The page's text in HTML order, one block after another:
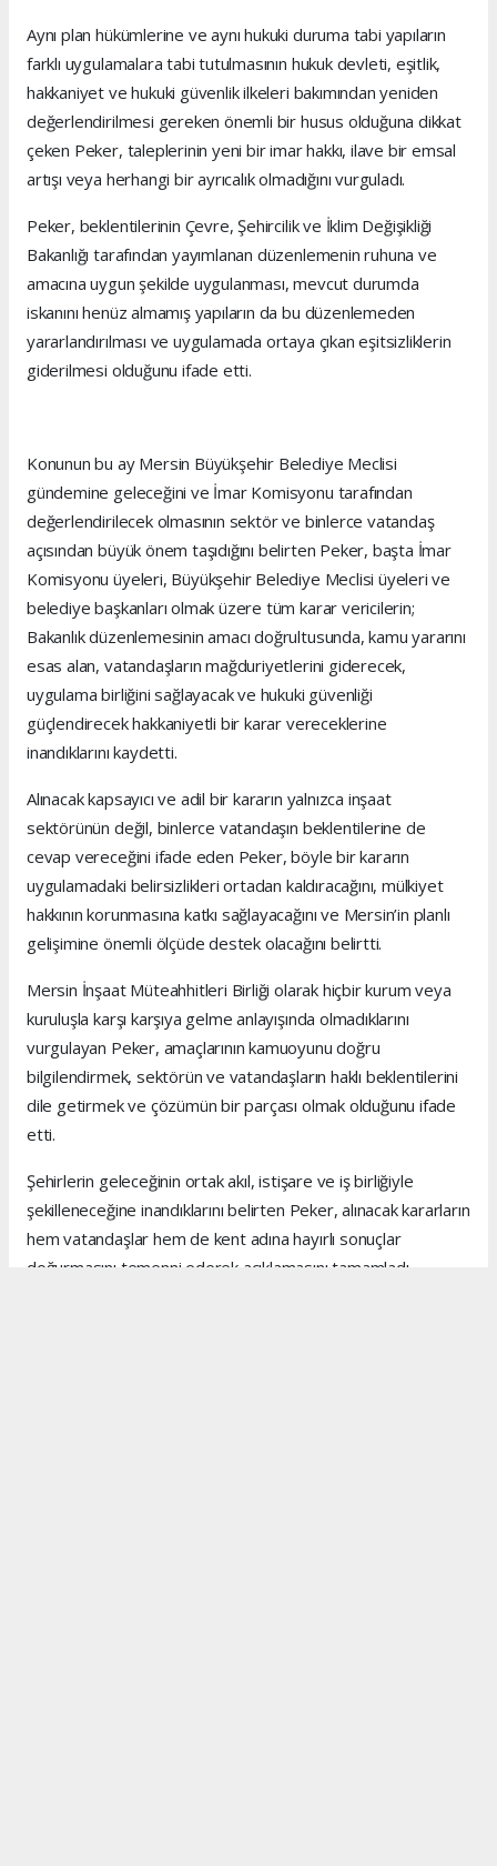
Aynı plan hükümlerine ve aynı hukuki duruma tabi yapıların
farklı uygulamalara tabi tutulmasının hukuk devleti, eşitlik,
hakkaniyet ve hukuki güvenlik ilkeleri bakımından yeniden
değerlendirilmesi gereken önemli bir husus olduğuna dikkat
çeken Peker, taleplerinin yeni bir imar hakkı, ilave bir emsal
artışı veya herhangi bir ayrıcalık olmadığını vurguladı.
Peker, beklentilerinin Çevre, Şehircilik ve İklim Değişikliği
Bakanlığı tarafından yayımlanan düzenlemenin ruhuna ve
amacına uygun şekilde uygulanması, mevcut durumda
iskanını henüz almamış yapıların da bu düzenlemeden
yararlandırılması ve uygulamada ortaya çıkan eşitsizliklerin
giderilmesi olduğunu ifade etti.
Konunun bu ay Mersin Büyükşehir Belediye Meclisi
gündemine geleceğini ve İmar Komisyonu tarafından
değerlendirilecek olmasının sektör ve binlerce vatandaş
açısından büyük önem taşıdığını belirten Peker, başta İmar
Komisyonu üyeleri, Büyükşehir Belediye Meclisi üyeleri ve
belediye başkanları olmak üzere tüm karar vericilerin;
Bakanlık düzenlemesinin amacı doğrultusunda, kamu yararını
esas alan, vatandaşların mağduriyetlerini giderecek,
uygulama birliğini sağlayacak ve hukuki güvenliği
güçlendirecek hakkaniyetli bir karar vereceklerine
inandıklarını kaydetti.
Alınacak kapsayıcı ve adil bir kararın yalnızca inşaat
sektörünün değil, binlerce vatandaşın beklentilerine de
cevap vereceğini ifade eden Peker, böyle bir kararın
uygulamadaki belirsizlikleri ortadan kaldıracağını, mülkiyet
hakkının korunmasına katkı sağlayacağını ve Mersin’in planlı
gelişimine önemli ölçüde destek olacağını belirtti.
Mersin İnşaat Müteahhitleri Birliği olarak hiçbir kurum veya
kuruluşla karşı karşıya gelme anlayışında olmadıklarını
vurgulayan Peker, amaçlarının kamuoyunu doğru
bilgilendirmek, sektörün ve vatandaşların haklı beklentilerini
dile getirmek ve çözümün bir parçası olmak olduğunu ifade
etti.
Şehirlerin geleceğinin ortak akıl, istişare ve iş birliğiyle
şekilleneceğine inandıklarını belirten Peker, alınacak kararların
hem vatandaşlar hem de kent adına hayırlı sonuçlar
doğurmasını temenni ederek açıklamasını tamamladı.